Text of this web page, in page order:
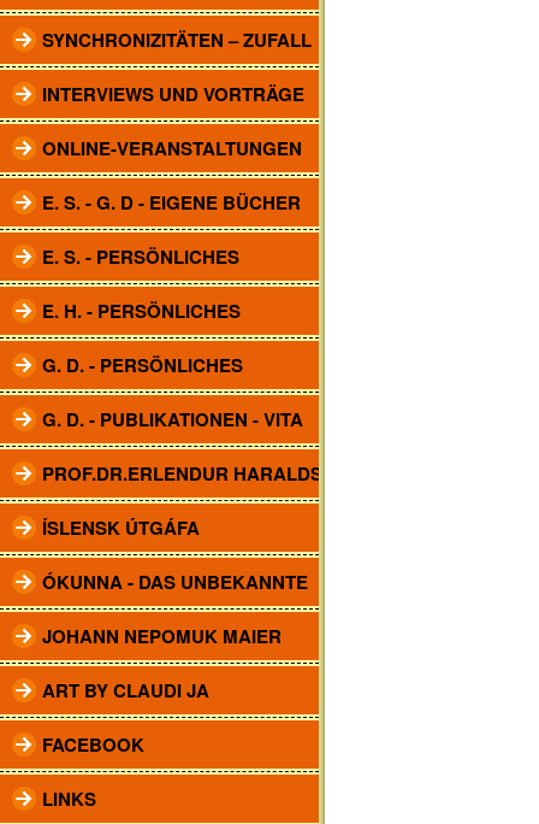
SYNCHRONIZITÄTEN – ZUFALL
INTERVIEWS UND VORTRÄGE
ONLINE-VERANSTALTUNGEN
E. S. - G. D - EIGENE BÜCHER
E. S. - PERSÖNLICHES
E. H. - PERSÖNLICHES
G. D. - PERSÖNLICHES
G. D. - PUBLIKATIONEN - VITA
PROF.DR.ERLENDUR HARALDSSON
ÍSLENSK ÚTGÁFA
ÓKUNNA - DAS UNBEKANNTE
JOHANN NEPOMUK MAIER
ART BY CLAUDI JA
FACEBOOK
LINKS